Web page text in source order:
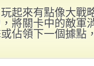
起來有點像大戰
將關卡中的敵軍
佔領下一個據點